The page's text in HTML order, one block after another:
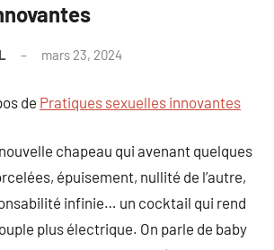
mars 23, 2024
de Pratiques sexuelles innovantes
chapeau qui avenant quelques
épuisement, nullité de l’autre,
infinie… un cocktail qui rend
plus électrique. On parle de baby